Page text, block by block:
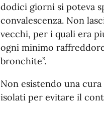
dodici giorni si poteva
convalescenza. Non
vecchi, per i quali era
ogni minimo
bronchite”.
Non esistendo una
isolati per evitare il